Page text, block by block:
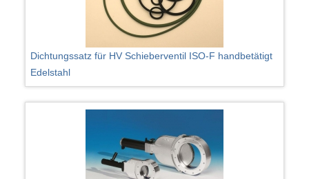
Dichtungssatz für HV Schieberventil ISO-F handbetätigt
Edelstahl